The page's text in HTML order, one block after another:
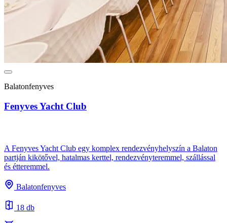
Balatonfenyves
Fenyves Yacht Club
A Fenyves Yacht Club egy komplex rendezvényhelyszín a Balaton
partján kikötővel, hatalmas kerttel, rendezvényteremmel, szállással
és étteremmel.
Balatonfenyves
18 db